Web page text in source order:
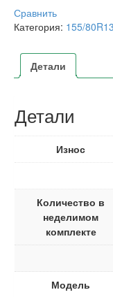
Сравнить
Категория: 155/80R13
Детали
Детали
Износ
Количество в
неделимом
комплекте
Модель